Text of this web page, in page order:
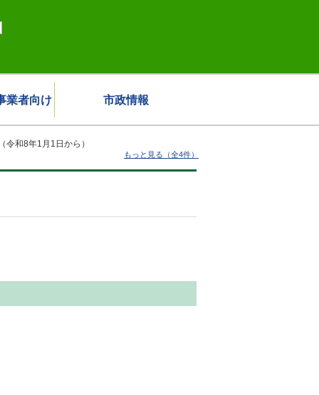
業者向け 市政情報
和8年1月1日から）
もっと見る（全4件）